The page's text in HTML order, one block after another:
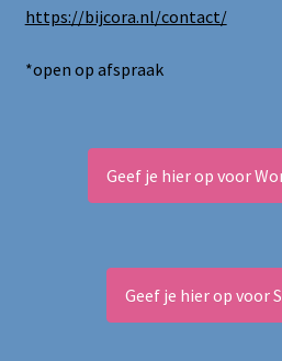
https://bijcora.nl/contact/
*open op afspraak
Geef je hier op voor
Geef je hier op voor